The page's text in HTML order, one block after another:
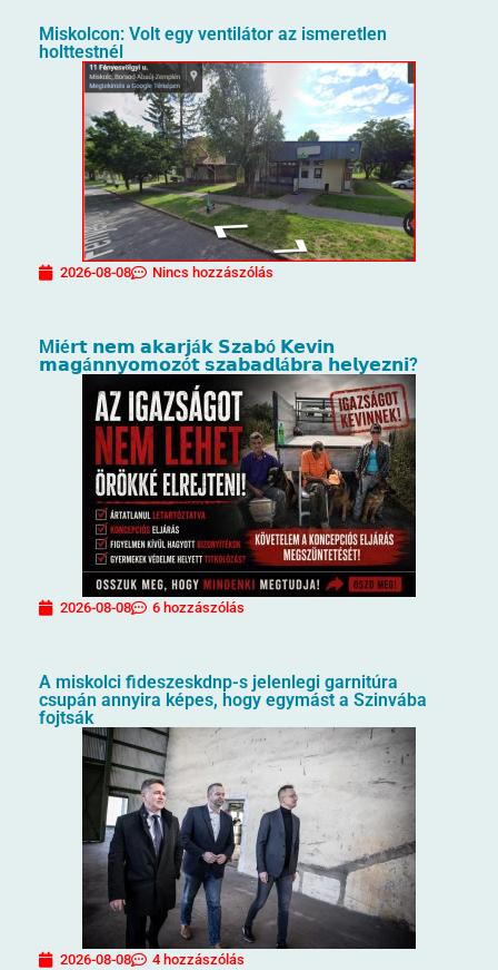
Miskolcon: Volt egy ventilátor az ismeretlen
holttestnél
2026-08-08 Nincs hozzászólás
M𝗶é𝗿𝘁 𝗻𝗲𝗺 𝗮𝗸𝗮𝗿𝗷á𝗸 𝗦𝘇𝗮𝗯ó 𝗞𝗲𝘃𝗶𝗻
𝗺𝗮𝗴á𝗻𝗻𝘆𝗼𝗺𝗼𝘇ó𝘁 𝘀𝘇𝗮𝗯𝗮𝗱𝗹á𝗯𝗿𝗮 𝗵𝗲𝗹𝘆𝗲𝘇𝗻𝗶?
2026-08-08 6 hozzászólás
A miskolci fideszeskdnp-s jelenlegi garnitúra
csupán annyira képes, hogy egymást a Szinvába
fojtsák
2026-08-08 4 hozzászólás